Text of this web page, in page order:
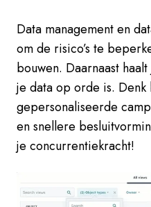
Data management en
om de risico’s te
bouwen. Daarnaast
je data op orde is.
gepersonaliseerde
en snellere
je concurrentiekracht!